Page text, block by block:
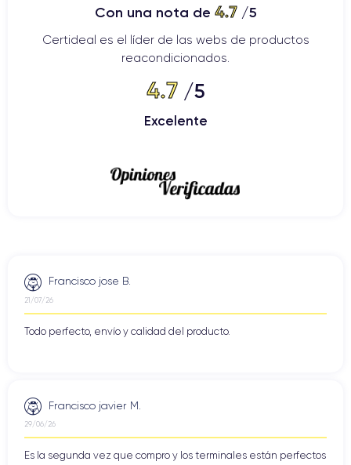
Con una nota de 4.7/5
Certideal es el líder de las webs de productos
reacondicionados.
4.7/5
Excelente
Francisco jose B.
21/07/26
Todo perfecto, envío y calidad del producto.
Francisco javier M.
29/06/26
Es la segunda vez que compro y los terminales están perfectos